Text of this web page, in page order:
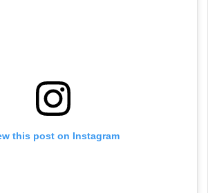
this post on Instagram